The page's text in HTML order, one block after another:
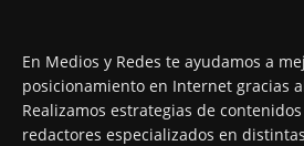
En Medios y Redes te ayudamos a
posicionamiento en Internet gracias
Realizamos estrategias de
redactores especializados en